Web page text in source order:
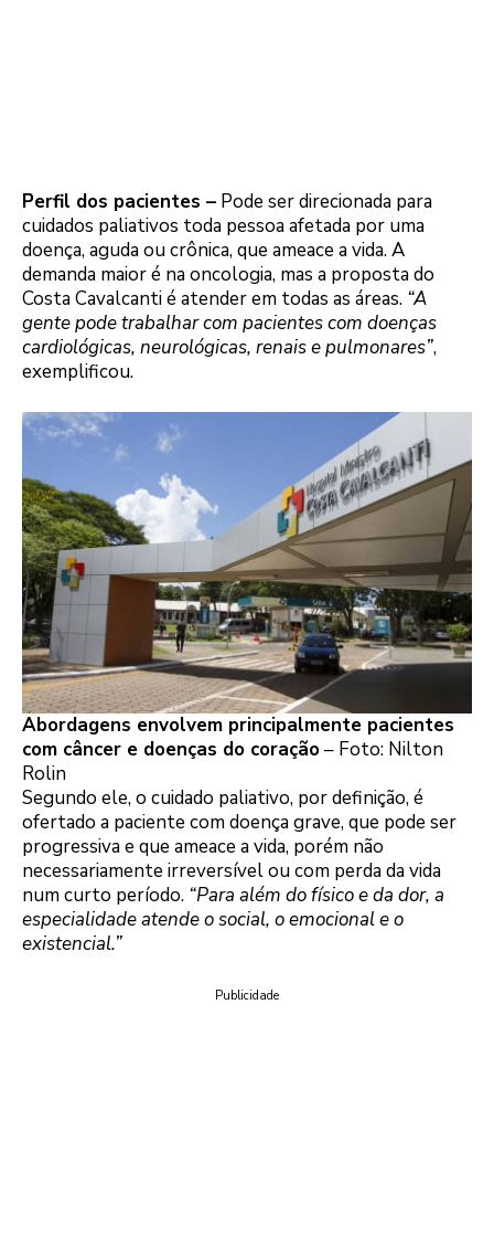
Perfil dos pacientes – Pode ser direcionada para
cuidados paliativos toda pessoa afetada por uma
doença, aguda ou crônica, que ameace a vida. A
demanda maior é na oncologia, mas a proposta do
Costa Cavalcanti é atender em todas as áreas. “A
gente pode trabalhar com pacientes com doenças
cardiológicas, neurológicas, renais e pulmonares”,
exemplificou.
Abordagens envolvem principalmente pacientes
com câncer e doenças do coração– Foto: Nilton
Rolin
Segundo ele, o cuidado paliativo, por definição, é
ofertado a paciente com doença grave, que pode ser
progressiva e que ameace a vida, porém não
necessariamente irreversível ou com perda da vida
num curto período. “Para além do físico e da dor, a
especialidade atende o social, o emocional e o
existencial.”
Publicidade